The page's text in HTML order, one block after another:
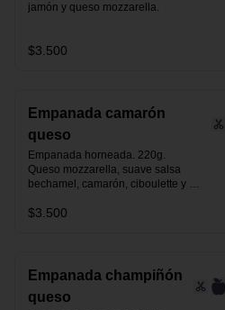
jamón y queso mozzarella.
$3.500
Empanada camarón
queso
Empanada horneada. 220g.
Queso mozzarella, suave salsa
bechamel, camarón, ciboulette y
$3.500
Empanada champiñón
queso